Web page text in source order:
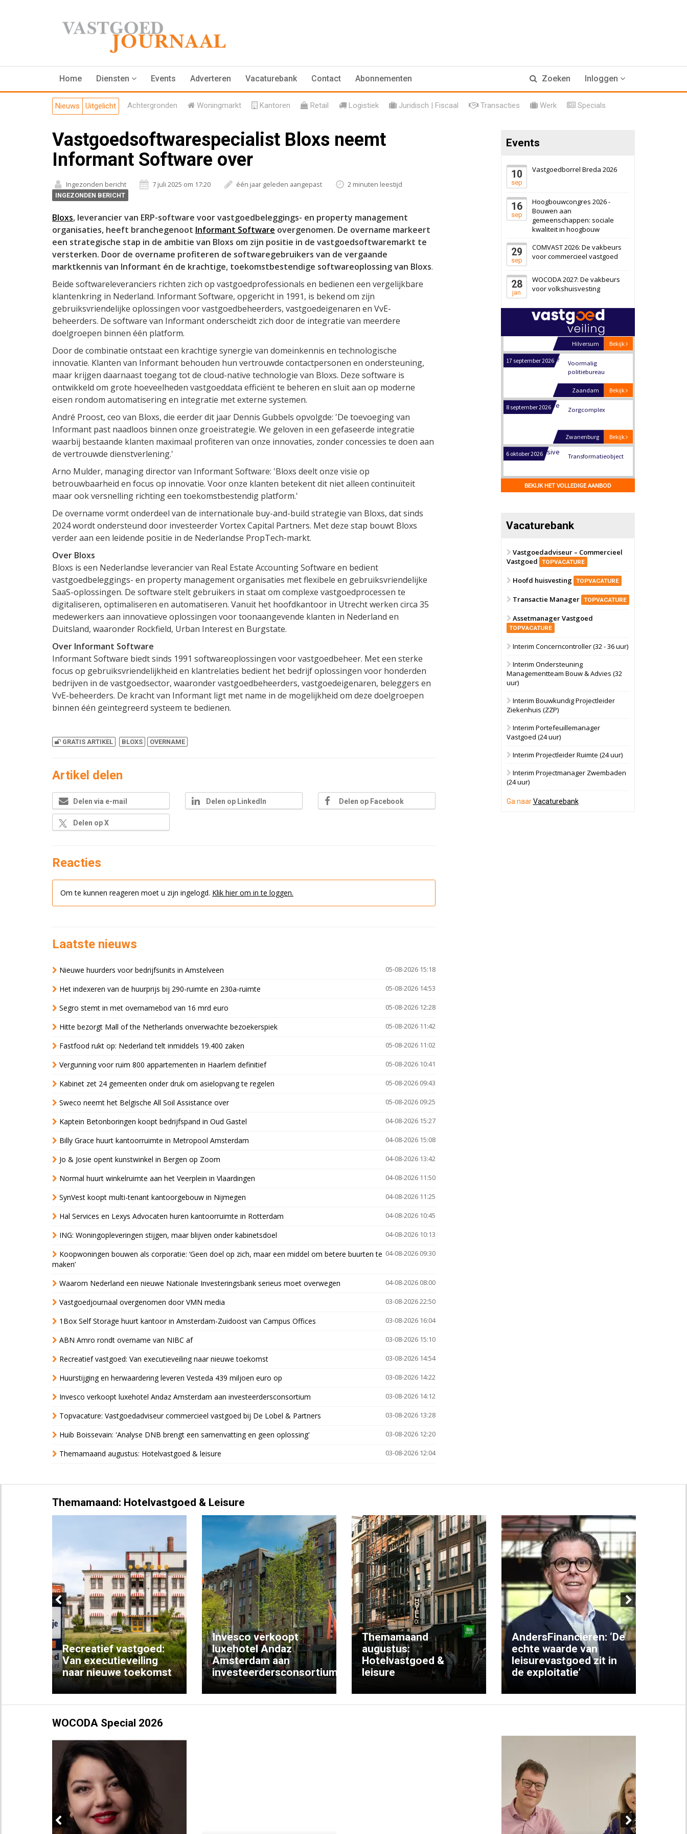
Home Diensten Events Adverteren Vacaturebank Contact Abonnementen Zoeken Inloggen
Nieuws Uitgelicht Achtergronden Woningmarkt Kantoren Retail Logistiek Juridisch | Fiscaal Transacties Werk Specials
Vastgoedsoftwarespecialist Bloxs neemt
Informant Software over
Ingezonden bericht 7 juli 2025 om 17:20 één jaar geleden aangepast 2 minuten leestijd
INGEZONDEN BERICHT
Bloxs, leverancier van ERP-software voor vastgoedbeleggings- en property management
organisaties, heeft branchegenoot Informant Software overgenomen. De overname markeert
een strategische stap in de ambitie van Bloxs om zijn positie in de vastgoedsoftwaremarkt te
versterken. Door de overname profiteren de softwaregebruikers van de vergaande
marktkennis van Informant én de krachtige, toekomstbestendige softwareoplossing van Bloxs.
Beide softwareleveranciers richten zich op vastgoedprofessionals en bedienen een vergelijkbare
klantenkring in Nederland. Informant Software, opgericht in 1991, is bekend om zijn
gebruiksvriendelijke oplossingen voor vastgoedbeheerders, vastgoedeigenaren en VvE-
beheerders. De software van Informant onderscheidt zich door de integratie van meerdere
doelgroepen binnen één platform.
Door de combinatie ontstaat een krachtige synergie van domeinkennis en technologische
innovatie. Klanten van Informant behouden hun vertrouwde contactpersonen en ondersteuning,
maar krijgen daarnaast toegang tot de cloud-native technologie van Bloxs. Deze software is
ontwikkeld om grote hoeveelheden vastgoeddata efficiënt te beheren en sluit aan op moderne
eisen rondom automatisering en integratie met externe systemen.
André Proost, ceo van Bloxs, die eerder dit jaar Dennis Gubbels opvolgde: 'De toevoeging van
Informant past naadloos binnen onze groeistrategie. We geloven in een gefaseerde integratie
waarbij bestaande klanten maximaal profiteren van onze innovaties, zonder concessies te doen aan
de vertrouwde dienstverlening.'
Arno Mulder, managing director van Informant Software: 'Bloxs deelt onze visie op
betrouwbaarheid en focus op innovatie. Voor onze klanten betekent dit niet alleen continuïteit
maar ook versnelling richting een toekomstbestendig platform.'
De overname vormt onderdeel van de internationale buy-and-build strategie van Bloxs, dat sinds
2024 wordt ondersteund door investeerder Vortex Capital Partners. Met deze stap bouwt Bloxs
verder aan een leidende positie in de Nederlandse PropTech-markt.
Over Bloxs
Bloxs is een Nederlandse leverancier van Real Estate Accounting Software en bedient
vastgoedbeleggings- en property management organisaties met flexibele en gebruiksvriendelijke
SaaS-oplossingen. De software stelt gebruikers in staat om complexe vastgoedprocessen te
digitaliseren, optimaliseren en automatiseren. Vanuit het hoofdkantoor in Utrecht werken circa 35
medewerkers aan innovatieve oplossingen voor toonaangevende klanten in Nederland en
Duitsland, waaronder Rockfield, Urban Interest en Burgstate.
Over Informant Software
Informant Software biedt sinds 1991 softwareoplossingen voor vastgoedbeheer. Met een sterke
focus op gebruiksvriendelijkheid en klantrelaties bedient het bedrijf oplossingen voor honderden
bedrijven in de vastgoedsector, waaronder vastgoedbeheerders, vastgoedeigenaren, beleggers en
VvE-beheerders. De kracht van Informant ligt met name in de mogelijkheid om deze doelgroepen
binnen één geïntegreerd systeem te bedienen.
GRATIS ARTIKEL BLOXS OVERNAME
Artikel delen
Delen via e-mail Delen op LinkedIn Delen op Facebook
Delen op X
Reacties
Om te kunnen reageren moet u zijn ingelogd. Klik hier om in te loggen.
Laatste nieuws
05-08-2026 15:18
Nieuwe huurders voor bedrijfsunits in Amstelveen
05-08-2026 14:53
Het indexeren van de huurprijs bij 290-ruimte en 230a-ruimte
05-08-2026 12:28
Segro stemt in met overnamebod van 16 mrd euro
05-08-2026 11:42
Hitte bezorgt Mall of the Netherlands onverwachte bezoekerspiek
05-08-2026 11:02
Fastfood rukt op: Nederland telt inmiddels 19.400 zaken
05-08-2026 10:41
Vergunning voor ruim 800 appartementen in Haarlem definitief
05-08-2026 09:43
Kabinet zet 24 gemeenten onder druk om asielopvang te regelen
05-08-2026 09:25
Sweco neemt het Belgische All Soil Assistance over
04-08-2026 15:27
Kaptein Betonboringen koopt bedrijfspand in Oud Gastel
04-08-2026 15:08
Billy Grace huurt kantoorruimte in Metropool Amsterdam
04-08-2026 13:42
Jo & Josie opent kunstwinkel in Bergen op Zoom
04-08-2026 11:50
Normal huurt winkelruimte aan het Veerplein in Vlaardingen
04-08-2026 11:25
SynVest koopt multi-tenant kantoorgebouw in Nijmegen
04-08-2026 10:45
Hal Services en Lexys Advocaten huren kantoorruimte in Rotterdam
04-08-2026 10:13
ING: Woningopleveringen stijgen, maar blijven onder kabinetsdoel
04-08-2026 09:30
Koopwoningen bouwen als corporatie: ‘Geen doel op zich, maar een middel om betere buurten te
maken’
04-08-2026 08:00
Waarom Nederland een nieuwe Nationale Investeringsbank serieus moet overwegen
03-08-2026 22:50
Vastgoedjournaal overgenomen door VMN media
03-08-2026 16:04
1Box Self Storage huurt kantoor in Amsterdam-Zuidoost van Campus Offices
03-08-2026 15:10
ABN Amro rondt overname van NIBC af
03-08-2026 14:54
Recreatief vastgoed: Van executieveiling naar nieuwe toekomst
03-08-2026 14:22
Huurstijging en herwaardering leveren Vesteda 439 miljoen euro op
03-08-2026 14:12
Invesco verkoopt luxehotel Andaz Amsterdam aan investeerdersconsortium
03-08-2026 13:28
Topvacature: Vastgoedadviseur commercieel vastgoed bij De Lobel & Partners
03-08-2026 12:20
Huib Boissevain: 'Analyse DNB brengt een samenvatting en geen oplossing'
03-08-2026 12:04
Themamaand augustus: Hotelvastgoed & leisure
Events
10
sep
Vastgoedborrel Breda 2026
16
sep
Hoogbouwcongres 2026 -
Bouwen aan
gemeenschappen: sociale
kwaliteit in hoogbouw
29
sep
COMVAST 2026: De vakbeurs
voor commercieel vastgoed
28
jan
WOCODA 2027: De vakbeurs
voor volkshuisvesting
6 oktober 2026 Transformatieobject
bedrijventerrein
27 augustus 2026 Binnenvaartschip
Panheel
17 september 2026
Voormalig
Bekijk
Dordrecht
17 september 2026
politiebureau
Hilversum
17 september 2026
Voormalig
Zaandam
Zorgcomplex
Transformatieobject
22 september 2026 Attractiepark
Schuinesloot
27 augustus 2026 Binnenvaartschip
17 september 2026
17 september 2026
Voormalig
Bekijk
Hilversum
politiebureau
BEKIJK HET VOLLEDIGE AANBOD
Vacaturebank
Vastgoedadviseur – Commercieel
Vastgoed
TOPVACATURE
Hoofd huisvesting TOPVACATURE
Transactie Manager TOPVACATURE
Assetmanager Vastgoed
TOPVACATURE
Interim Concerncontroller (32 - 36 uur)
Interim Ondersteuning
Managementteam Bouw & Advies (32
uur)
Interim Bouwkundig Projectleider
Ziekenhuis (ZZP)
Interim Portefeuillemanager
Vastgoed (24 uur)
Interim Projectleider Ruimte (24 uur)
Interim Projectmanager Zwembaden
(24 uur)
Ga naarVacaturebank
Themamaand: Hotelvastgoed & Leisure
Previous
Recreatief vastgoed:
Van executieveiling
naar nieuwe toekomst
Invesco verkoopt
luxehotel Andaz
Amsterdam aan
investeerdersconsortium
Themamaand
augustus:
Hotelvastgoed &
leisure
AndersFinancieren: ‘De
echte waarde van
leisurevastgoed zit in
de exploitatie’
Next
WOCODA Special 2026